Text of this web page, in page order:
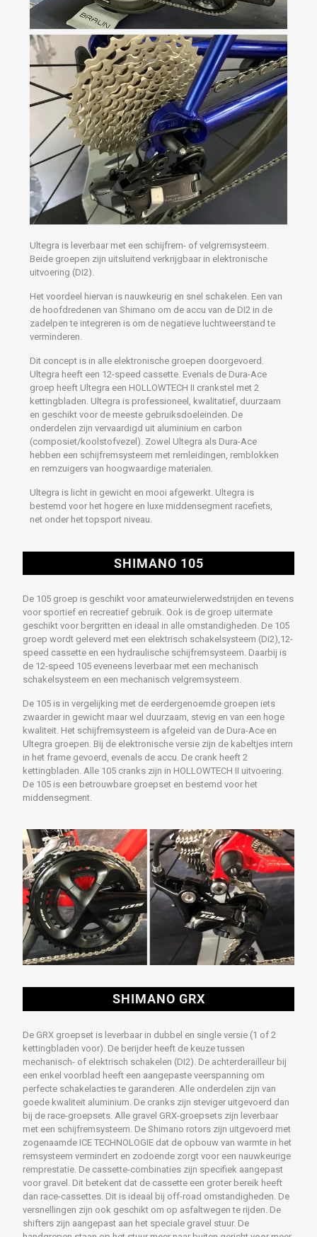
Ultegra is leverbaar met een schijfrem- of velgremsysteem.
Beide groepen zijn uitsluitend verkrijgbaar in elektronische
uitvoering (DI2).
Het voordeel hiervan is nauwkeurig en snel schakelen. Een van
de hoofdredenen van Shimano om de accu van de DI2 in de
zadelpen te integreren is om de negatieve luchtweerstand te
verminderen.
Dit concept is in alle elektronische groepen doorgevoerd.
Ultegra heeft een 12-speed cassette. Evenals de Dura-Ace
groep heeft Ultegra een HOLLOWTECH II crankstel met 2
kettingbladen. Ultegra is professioneel, kwalitatief, duurzaam
en geschikt voor de meeste gebruiksdoeleinden. De
onderdelen zijn vervaardigd uit aluminium en carbon
(composiet/koolstofvezel). Zowel Ultegra als Dura-Ace
hebben een schijfremsysteem met remleidingen, remblokken
en remzuigers van hoogwaardige materialen.
Ultegra is licht in gewicht en mooi afgewerkt. Ultegra is
bestemd voor het hogere en luxe middensegment racefiets,
net onder het topsport niveau.
SHIMANO 105
De 105 groep is geschikt voor amateurwielerwedstrijden en tevens
voor sportief en recreatief gebruik. Ook is de groep uitermate
geschikt voor bergritten en ideaal in alle omstandigheden. De 105
groep wordt geleverd met een elektrisch schakelsysteem (Di2),12-
speed cassette en een hydraulische schijfremsysteem. Daarbij is
de 12-speed 105 eveneens leverbaar met een mechanisch
schakelsysteem en een mechanisch velgremsysteem.
De 105 is in vergelijking met de eerdergenoemde groepen iets
zwaarder in gewicht maar wel duurzaam, stevig en van een hoge
kwaliteit. Het schijfremsysteem is afgeleid van de Dura-Ace en
Ultegra groepen. Bij de elektronische versie zijn de kabeltjes intern
in het frame gevoerd, evenals de accu. De crank heeft 2
kettingbladen. Alle 105 cranks zijn in HOLLOWTECH II uitvoering.
De 105 is een betrouwbare groepset en bestemd voor het
middensegment.
SHIMANO GRX
De GRX groepset is leverbaar in dubbel en single versie (1 of 2
kettingbladen voor). De berijder heeft de keuze tussen
mechanisch- of elektrisch schakelen (DI2). De achterderailleur bij
een enkel voorblad heeft een aangepaste veerspanning om
perfecte schakelacties te garanderen. Alle onderdelen zijn van
goede kwaliteit aluminium. De cranks zijn steviger uitgevoerd dan
bij de race-groepsets. Alle gravel GRX-groepsets zijn leverbaar
met een schijfremsysteem. De Shimano rotors zijn uitgevoerd met
zogenaamde ICE TECHNOLOGIE dat de opbouw van warmte in het
remsysteem vermindert en zodoende zorgt voor een nauwkeurige
remprestatie. De cassette-combinaties zijn specifiek aangepast
voor gravel. Dit betekent dat de cassette een groter bereik heeft
dan race-cassettes. Dit is ideaal bij off-road omstandigheden. De
versnellingen zijn ook geschikt om op asfaltwegen te rijden. De
shifters zijn aangepast aan het speciale gravel stuur. De